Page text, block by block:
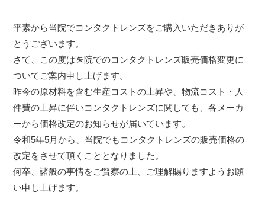
平素から当院でコンタクトレンズをご購入いただきありが
とうございます。
さて、この度は医院でのコンタクトレンズ販売価格変更に
ついてご案内申し上げます。
昨今の原材料を含む生産コストの上昇や、物流コスト・人
件費の上昇に伴いコンタクトレンズに関しても、各メーカ
ーから価格改定のお知らせが届いています。
令和5年5月から、当院でもコンタクトレンズの販売価格の
改定をさせて頂くこととなりました。
何卒、諸般の事情をご賢察の上、ご理解賜りますようお願
い申し上げます。